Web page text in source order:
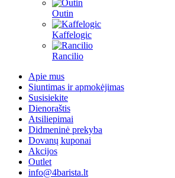
Outin
Kaffelogic
Rancilio
Apie mus
Siuntimas ir apmokėjimas
Susisiekite
Dienoraštis
Atsiliepimai
Didmeninė prekyba
Dovanų kuponai
Akcijos
Outlet
info@4barista.lt